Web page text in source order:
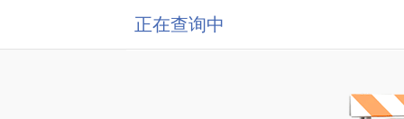
正在查询中